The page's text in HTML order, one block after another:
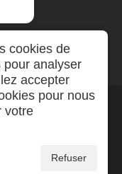
cookies de
pour analyser
accepter
pour nous
votre
Refuser